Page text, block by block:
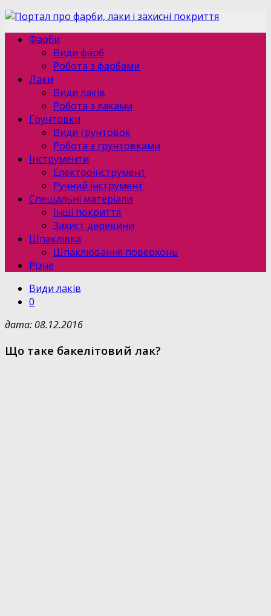
Фарби
Види фарб
Робота з фарбами
Лаки
Види лаків
Робота з лаками
Грунтовки
Види грунтовок
Робота з грунтовками
Інструменти
Електроінструмент
Ручний інструмент
Спеціальні матеріали
Інші покриття
Захист деревини
Шпаклівка
Шпаклювання поверхонь
Різне
Види лаків
0
дата: 08.12.2016
Що таке бакелітовий лак?